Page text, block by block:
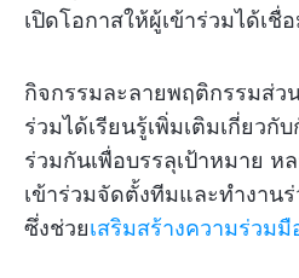
เปิดโอกาสให้ผู้เข้าร่วมได้เ
กิจกรรมละลายพฤติกรรมส่ว
ร่วมได้เรียนรู้เพิ่มเติมเกี่ยว
ร่วมกันเพื่อบรรลุเป้าหมาย ห
เข้าร่วมจัดตั้งทีมและทำงาน
ซึ่งช่วยเสริมสร้างความร่วม